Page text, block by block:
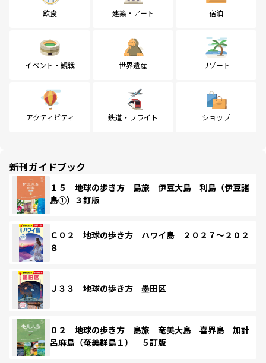
飲食 建築・アート 宿泊
イベント・観戦 世界遺産 リゾート
アクティビティ 鉄道・フライト ショップ
新刊ガイドブック
１５ 地球の歩き方 島旅 伊豆大島 利島（伊豆諸
島①）３訂版
Ｃ０２ 地球の歩き方 ハワイ島 ２０２７～２０２
８
Ｊ３３ 地球の歩き方 墨田区
０２ 地球の歩き方 島旅 奄美大島 喜界島 加計
呂麻島（奄美群島１） ５訂版